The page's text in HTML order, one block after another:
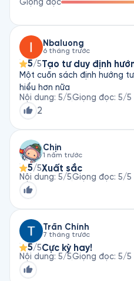
Giọng đọc
Nbaluong
6 tháng trước
5/5Tạo tư duy định
Một cuốn sách định hướng
hiểu hơn nữa
Nội dung: 5/5Giọng đọc: 5/5
2
Chịn
1 năm trước
5/5Xuất sắc
Nội dung: 5/5Giọng đọc: 5/5
Trần Chính
7 tháng trước
5/5Cực kỳ hay!
Nội dung: 5/5Giọng đọc: 5/5